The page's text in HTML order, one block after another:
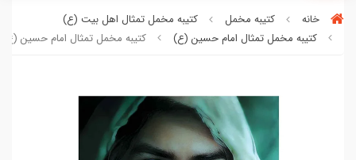
خانه کتیبه مخمل
کتیبه مخمل تمثال اهل بیت (ع)
کتیبه مخمل تمثال امام حسین (ع)
کتیبه مخمل تمثال امام حسین (ع)